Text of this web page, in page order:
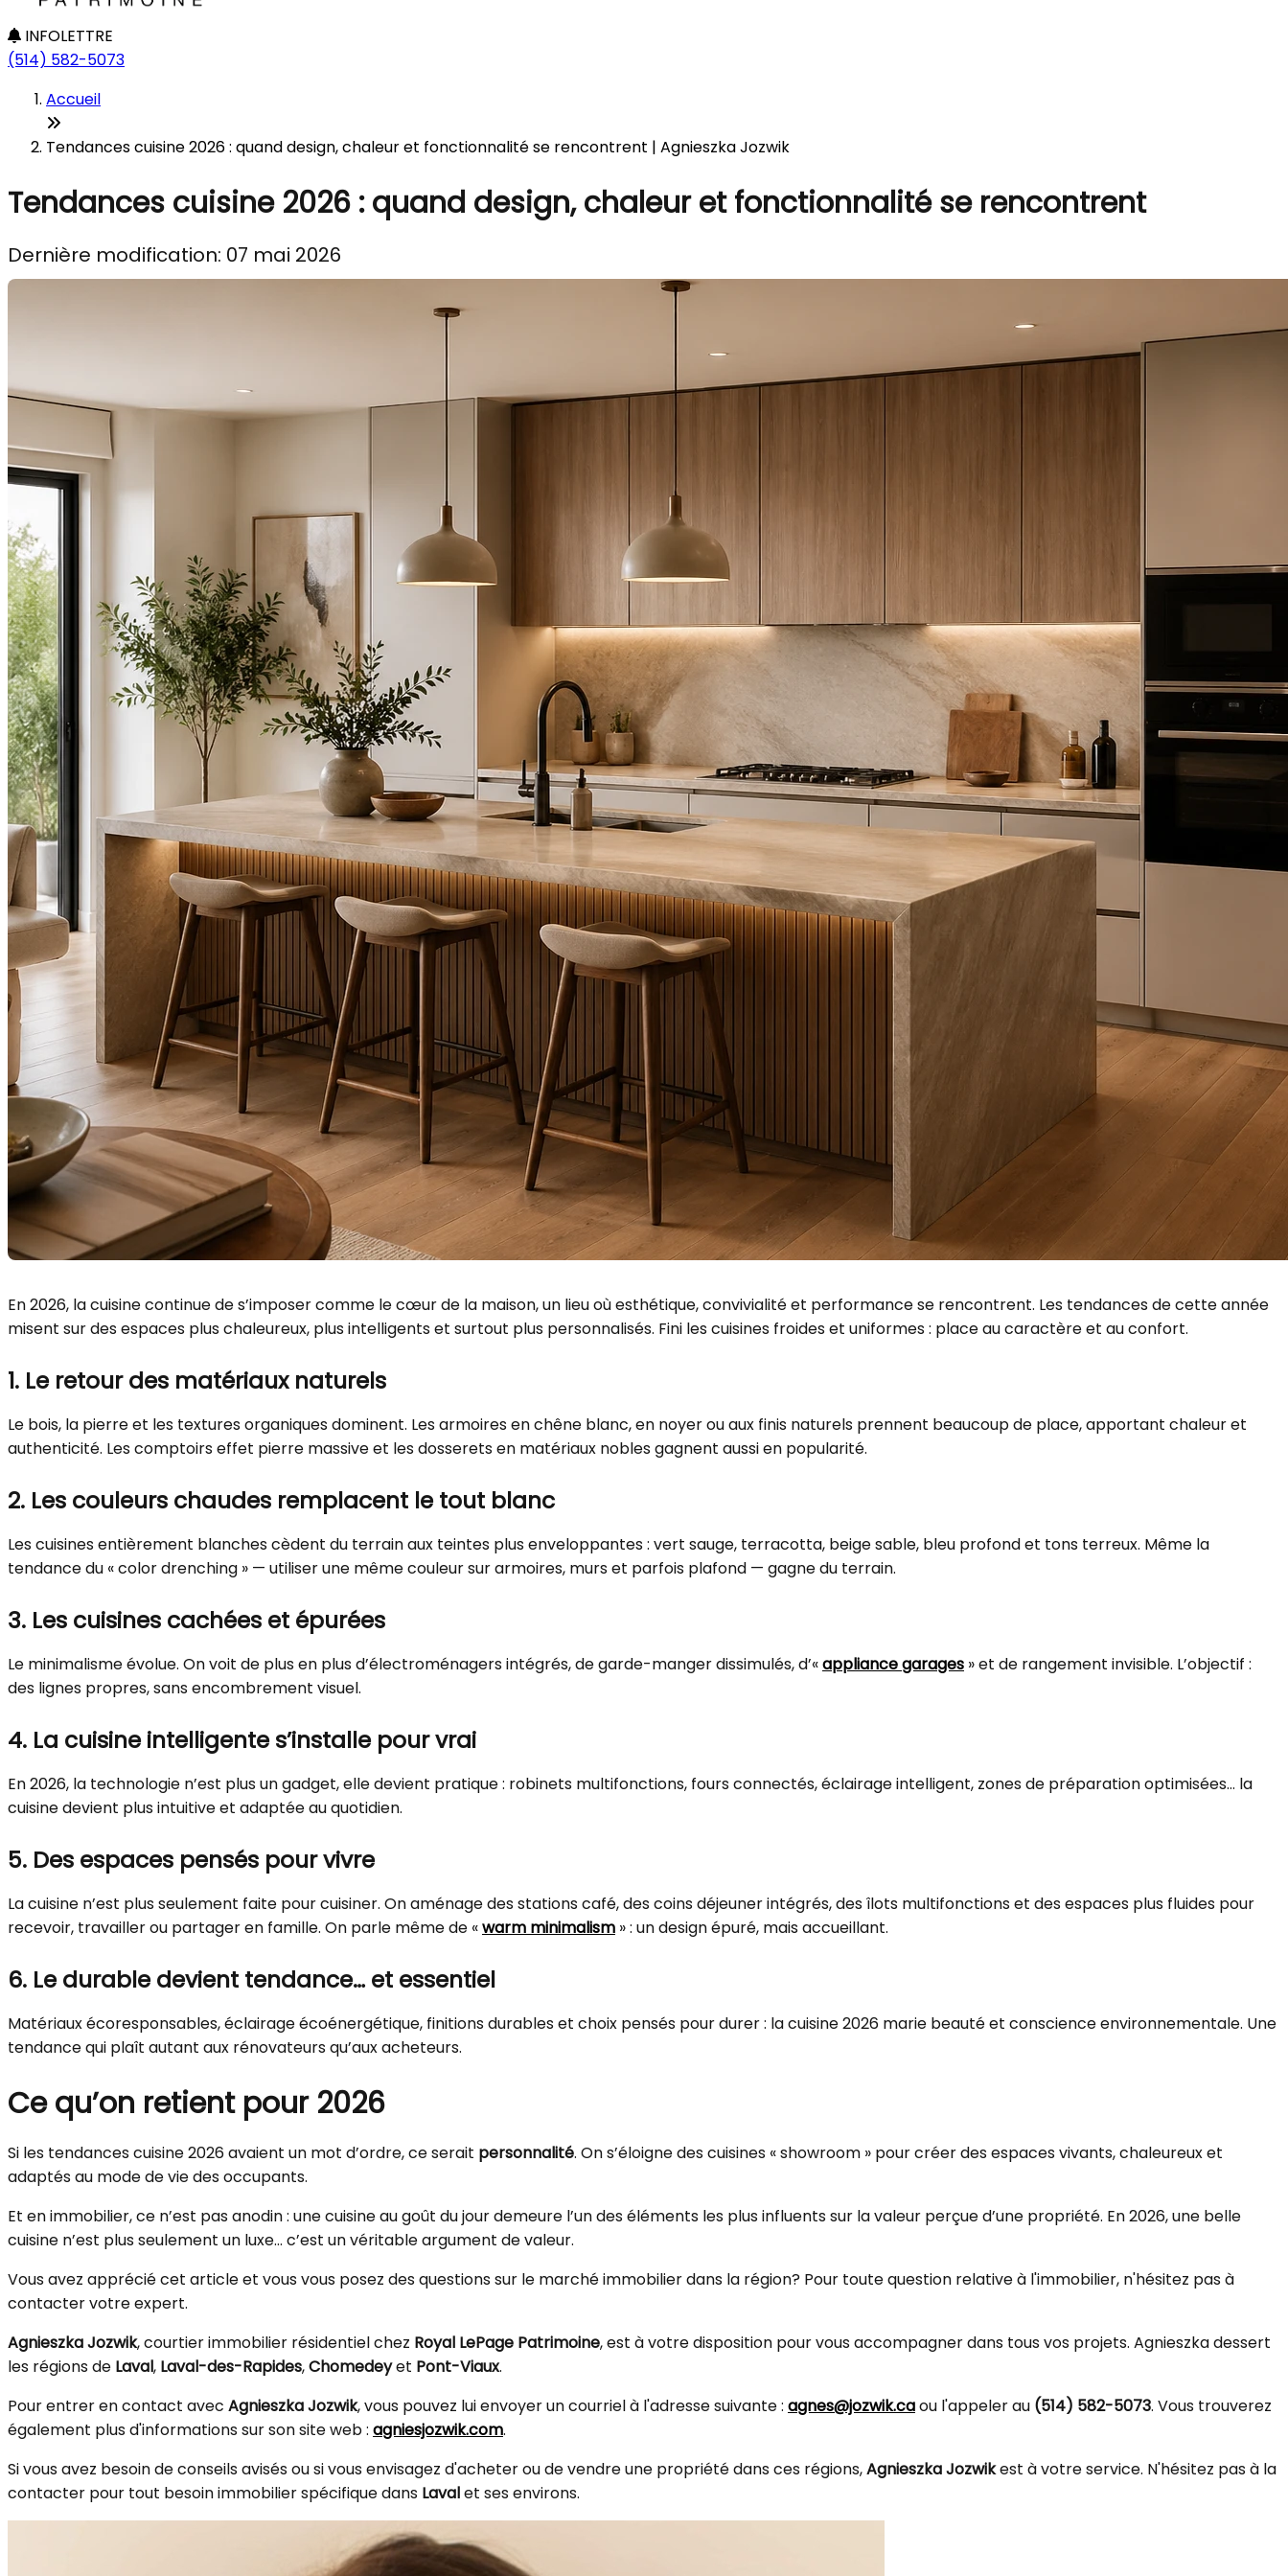
INFOLETTRE
(514) 582-5073
Accueil
Tendances cuisine 2026 : quand design, chaleur et fonctionnalité se rencontrent | Agnieszka Jozwik
Tendances cuisine 2026 : quand design, chaleur et fonctionnalité se rencontrent
Dernière modification: 07 mai 2026
En 2026, la cuisine continue de s’imposer comme le cœur de la maison, un lieu où esthétique, convivialité et performance se rencontrent. Les tendances de cette année
misent sur des espaces plus chaleureux, plus intelligents et surtout plus personnalisés. Fini les cuisines froides et uniformes : place au caractère et au confort.
1. Le retour des matériaux naturels
Le bois, la pierre et les textures organiques dominent. Les armoires en chêne blanc, en noyer ou aux finis naturels prennent beaucoup de place, apportant chaleur et
authenticité. Les comptoirs effet pierre massive et les dosserets en matériaux nobles gagnent aussi en popularité.
2. Les couleurs chaudes remplacent le tout blanc
Les cuisines entièrement blanches cèdent du terrain aux teintes plus enveloppantes : vert sauge, terracotta, beige sable, bleu profond et tons terreux. Même la
tendance du « color drenching » — utiliser une même couleur sur armoires, murs et parfois plafond — gagne du terrain.
3. Les cuisines cachées et épurées
Le minimalisme évolue. On voit de plus en plus d’électroménagers intégrés, de garde-manger dissimulés, d’«appliance garages » et de rangement invisible. L’objectif :
des lignes propres, sans encombrement visuel.
4. La cuisine intelligente s’installe pour vrai
En 2026, la technologie n’est plus un gadget, elle devient pratique : robinets multifonctions, fours connectés, éclairage intelligent, zones de préparation optimisées… la
cuisine devient plus intuitive et adaptée au quotidien.
5. Des espaces pensés pour vivre
La cuisine n’est plus seulement faite pour cuisiner. On aménage des stations café, des coins déjeuner intégrés, des îlots multifonctions et des espaces plus fluides pour
recevoir, travailler ou partager en famille. On parle même de «warm minimalism » : un design épuré, mais accueillant.
6. Le durable devient tendance… et essentiel
Matériaux écoresponsables, éclairage écoénergétique, finitions durables et choix pensés pour durer : la cuisine 2026 marie beauté et conscience environnementale. Une
tendance qui plaît autant aux rénovateurs qu’aux acheteurs.
Ce qu’on retient pour 2026
Si les tendances cuisine 2026 avaient un mot d’ordre, ce serait personnalité. On s’éloigne des cuisines « showroom » pour créer des espaces vivants, chaleureux et
adaptés au mode de vie des occupants.
Et en immobilier, ce n’est pas anodin : une cuisine au goût du jour demeure l’un des éléments les plus influents sur la valeur perçue d’une propriété. En 2026, une belle
cuisine n’est plus seulement un luxe… c’est un véritable argument de valeur.
Vous avez apprécié cet article et vous vous posez des questions sur le marché immobilier dans la région? Pour toute question relative à l'immobilier, n'hésitez pas à
contacter votre expert.
Agnieszka Jozwik, courtier immobilier résidentiel chez Royal LePage Patrimoine, est à votre disposition pour vous accompagner dans tous vos projets. Agnieszka dessert
les régions de Laval, Laval-des-Rapides,Chomedeyet Pont-Viaux.
Pour entrer en contact avec Agnieszka Jozwik, vous pouvez lui envoyer un courriel à l'adresse suivante : agnes@jozwik.caou l'appeler au (514) 582-5073. Vous trouverez
également plus d'informations sur son site web : agniesjozwik.com.
Si vous avez besoin de conseils avisés ou si vous envisagez d'acheter ou de vendre une propriété dans ces régions,Agnieszka Jozwikest à votre service. N'hésitez pas à la
contacter pour tout besoin immobilier spécifique dans Lavalet ses environs.